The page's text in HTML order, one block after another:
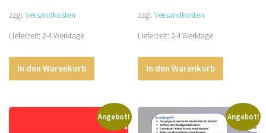
13,99 € 11,99 €.
zzgl. Versandkosten
Lieferzeit: 2-4 Werktage
In den Warenkorb
10,99 €8,99 €.
zzgl.Versandkosten
Lieferzeit:2-4 Werktage
In den Warenkorb
Angebot! Angebot!